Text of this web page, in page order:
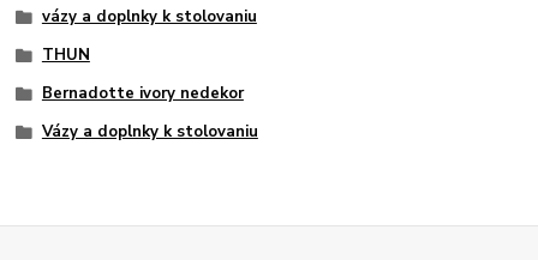
vázy a doplnky k stolovaniu
THUN
Bernadotte ivory nedekor
Vázy a doplnky k stolovaniu